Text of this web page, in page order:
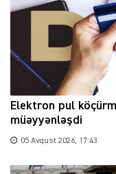
Elektron pul
müəyyənləşdi
05 Avqust 2026, 17:43